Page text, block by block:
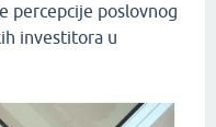
percepcije poslovnog
investitora u